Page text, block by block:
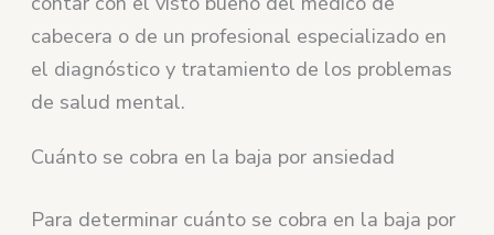
cabecera o de un profesional especializado en
el diagnóstico y tratamiento de los problemas
de salud mental.
Cuánto se cobra en la baja por ansiedad
Para determinar cuánto se cobra en la baja por